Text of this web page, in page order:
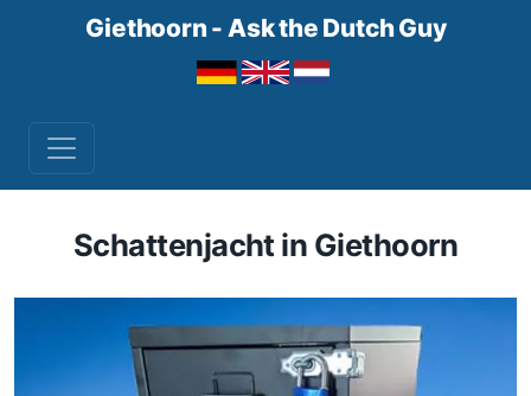
Giethoorn - Ask the Dutch Guy
Schattenjacht in Giethoorn